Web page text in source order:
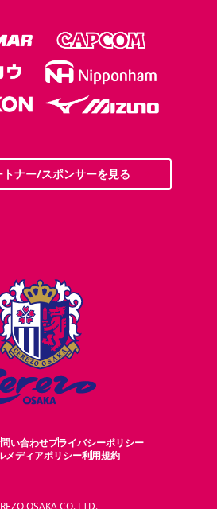
ナー/スポンサーを見る
い合わせプライバシーポリシー
メディアポリシー利用規約
OSAKA CO.,LTD.